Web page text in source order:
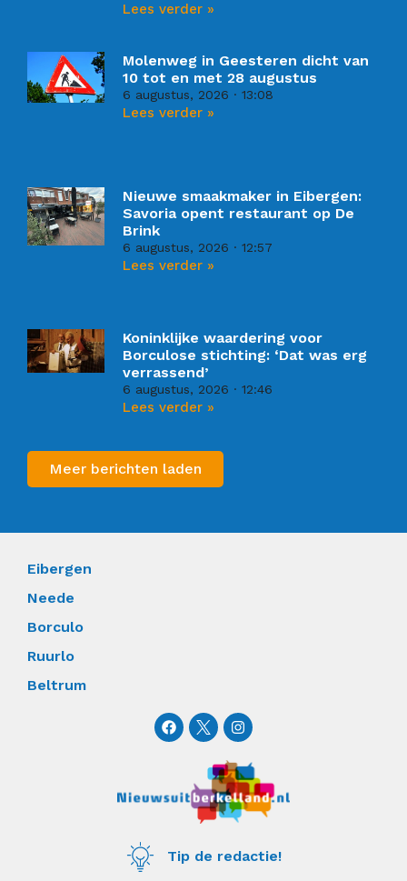
Lees verder »
Molenweg in Geesteren dicht van
10 tot en met 28 augustus
6 augustus, 2026 13:08
Lees verder »
Nieuwe smaakmaker in Eibergen:
Savoria opent restaurant op De
Brink
6 augustus, 2026 12:57
Lees verder »
Koninklijke waardering voor
Borculose stichting: ‘Dat was erg
verrassend’
6 augustus, 2026 12:46
Lees verder »
Meer berichten laden
Eibergen
Neede
Borculo
Ruurlo
Beltrum
F
a
o
o
I
n
t
a
g
r
a
Tip de redactie!